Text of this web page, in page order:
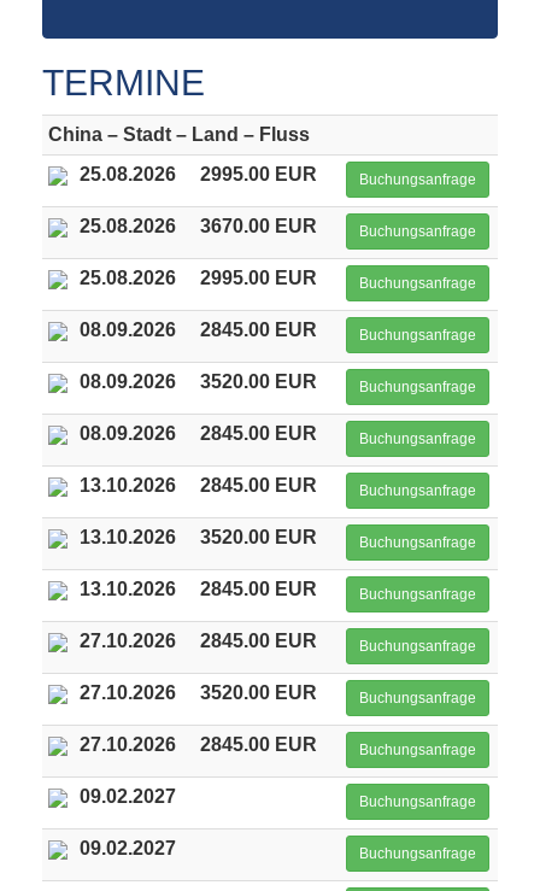
TERMINE
China – Stadt – Land – Fluss
25.08.2026
2995.00 EUR Buchungsanfrage
25.08.2026 3670.00 EUR Buchungsanfrage
25.08.2026 2995.00 EUR Buchungsanfrage
08.09.2026 2845.00 EUR Buchungsanfrage
08.09.2026 3520.00 EUR Buchungsanfrage
08.09.2026 2845.00 EUR Buchungsanfrage
13.10.2026 2845.00 EUR Buchungsanfrage
13.10.2026 3520.00 EUR Buchungsanfrage
13.10.2026 2845.00 EUR Buchungsanfrage
27.10.2026 2845.00 EUR Buchungsanfrage
27.10.2026 3520.00 EUR Buchungsanfrage
27.10.2026 2845.00 EUR Buchungsanfrage
09.02.2027 Buchungsanfrage
09.02.2027 Buchungsanfrage